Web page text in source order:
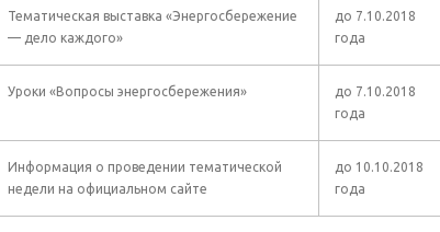
Тематическая выставка «Энергосбережение
— дело каждого»
до 7.10.2018
года
Уроки «Вопросы энергосбережения»
до 7.10.2018
года
Информация о проведении тематической
недели на официальном сайте
до 10.10.2018
года